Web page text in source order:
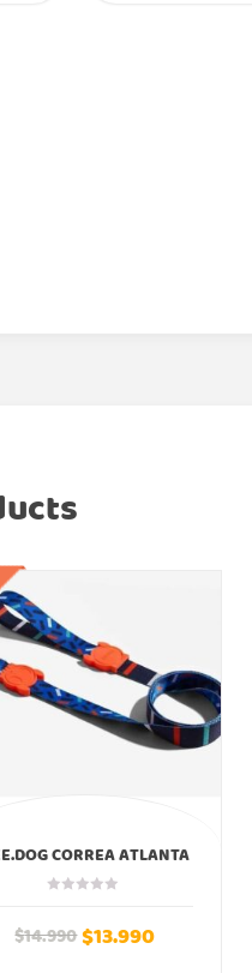
CORREA ATLANTA
ZEEDOG
$14.990$13.990